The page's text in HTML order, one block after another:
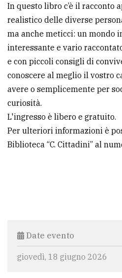
Ricerca
avanzata
ALTRE
TESTATE
In questo libro c’è il racconto
realistico delle diverse
ma anche meticci: un mondo
interessante e vario
e con piccoli consigli di
conoscere al meglio il vostro
avere o semplicemente per
curiosità.
L'ingresso è libero e gratuito.
Per ulteriori informazioni è
Biblioteca “C. Cittadini” al
Date evento
giovedì, 18 giugno 2026